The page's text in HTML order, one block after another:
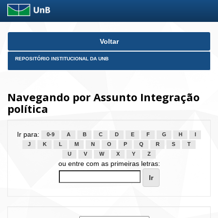
Skip
Voltar
REPOSITÓRIO INSTITUCIONAL DA UNB
Navegando por Assunto Integração
política
Ir para: 0-9 A B C D E F G H
J
K L M N O P Q R S
T
U
V W X Y Z
ou entre com as primeiras letras: